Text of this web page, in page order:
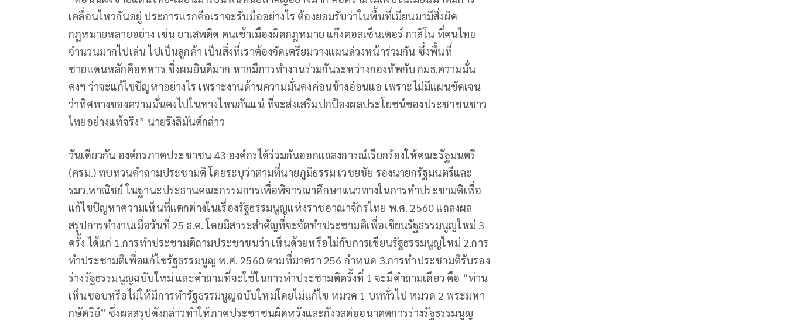
เคลื่อนไหวกันอยู่ ประการแรกคือเราจะรับมืออย่างไร ต้องยอมรับว่าในพื้นที่เมียนมามีสิ่งผิด
กฎหมายหลายอย่าง เช่น ยาเสพติด คนเข้าเมืองผิดกฎหมาย แก๊งคอลเซ็นเตอร์ กาสิโน ที่คนไทย
จำนวนมากไปเล่น ไปเป็นลูกค้า เป็นสิ่งที่เราต้องจัดเตรียมวางแผนล่วงหน้าร่วมกัน ซึ่งพื้นที่
ชายแดนหลักคือทหาร ซึ่งผมยินดีมาก หากมีการทำงานร่วมกันระหว่างกองทัพกับ กมธ.ความมั่น
คงฯ ว่าจะแก้ไขปัญหาอย่างไร เพราะงานด้านความมั่นคงค่อนข้างอ่อนแอ เพราะไม่มีแผนชัดเจน
ว่าทิศทางของความมั่นคงไปในทางไหนกันแน่ ที่จะส่งเสริมปกป้องผลประโยชน์ของประชาชนชาว
ไทยอย่างแท้จริง” นายรังสิมันต์กล่าว
วันเดียวกัน องค์กรภาคประชาชน 43 องค์กรได้ร่วมกันออกแถลงการณ์เรียกร้องให้คณะรัฐมนตรี
(ครม.) ทบทวนคำถามประชามติ โดยระบุว่าตามที่นายภูมิธรรม เวชยชัย รองนายกรัฐมนตรีและ
รมว.พาณิชย์ ในฐานะประธานคณะกรรมการเพื่อพิจารณาศึกษาแนวทางในการทำประชามติเพื่อ
แก้ไขปัญหาความเห็นที่แตกต่างในเรื่องรัฐธรรมนูญแห่งราชอาณาจักรไทย พ.ศ. 2560 แถลงผล
สรุปการทำงานเมื่อวันที่ 25 ธ.ค. โดยมีสาระสำคัญที่จะจัดทำประชามติเพื่อเขียนรัฐธรรมนูญใหม่ 3
ครั้ง ได้แก่ 1.การทำประชามติถามประชาชนว่า เห็นด้วยหรือไม่กับการเขียนรัฐธรรมนูญใหม่ 2.การ
ทำประชามติเพื่อแก้ไขรัฐธรรมนูญ พ.ศ. 2560 ตามที่มาตรา 256 กำหนด 3.การทำประชามติรับรอง
ร่างรัฐธรรมนูญฉบับใหม่ และคำถามที่จะใช้ในการทำประชามติครั้งที่ 1 จะมีคำถามเดียว คือ “ท่าน
เห็นชอบหรือไม่ให้มีการทำรัฐธรรมนูญฉบับใหม่โดยไม่แก้ไข หมวด 1 บททั่วไป หมวด 2 พระมหา
กษัตริย์” ซึ่งผลสรุปดังกล่าวทำให้ภาคประชาชนผิดหวังและกังวลต่ออนาคตการร่างรัฐธรรมนูญ